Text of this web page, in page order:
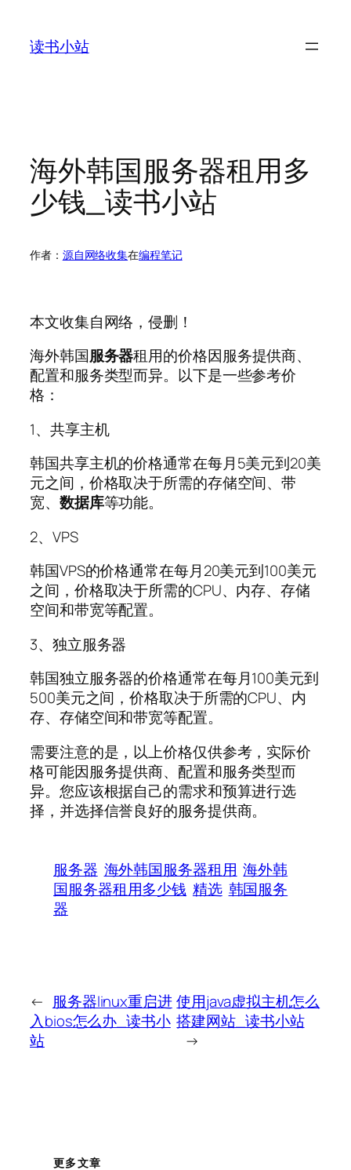
读书小站
海外韩国服务器租用多
少钱_读书小站
作者： 源自网络收集在编程笔记
本文收集自网络，侵删！
海外韩国服务器租用的价格因服务提供商、
配置和服务类型而异。以下是一些参考价
格：
1、共享主机
韩国共享主机的价格通常在每月5美元到20美
元之间，价格取决于所需的存储空间、带
宽、 数据库等功能。
2、VPS
韩国VPS的价格通常在每月20美元到100美元
之间，价格取决于所需的CPU、内存、存储
空间和带宽等配置。
3、独立服务器
韩国独立服务器的价格通常在每月100美元到
500美元之间，价格取决于所需的CPU、内
存、存储空间和带宽等配置。
需要注意的是，以上价格仅供参考，实际价
格可能因服务提供商、配置和服务类型而
异。您应该根据自己的需求和预算进行选
择，并选择信誉良好的服务提供商。
服务器 海外韩国服务器租用 海外韩
国服务器租用多少钱 精选 韩国服务
器
← 服务器linux重启进
入bios怎么办_读书小
站
使用java虚拟主机怎么
搭建网站_读书小站
→
更多文章